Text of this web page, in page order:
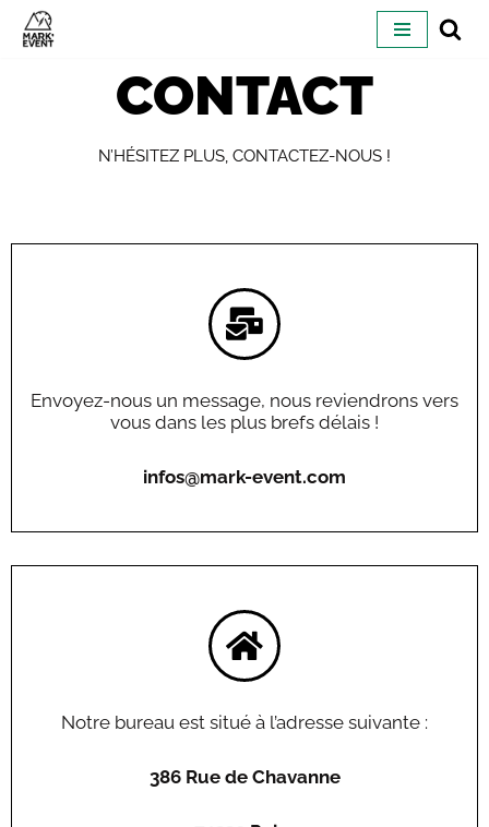
CONTENUCONTACT
N’HÉSITEZ PLUS, CONTACTEZ-NOUS !
Envoyez-nous un message, nous reviendrons vers
vous dans les plus brefs délais !
infos@mark-event.com
Notre bureau est situé à l’adresse suivante :
386 Rue de Chavanne